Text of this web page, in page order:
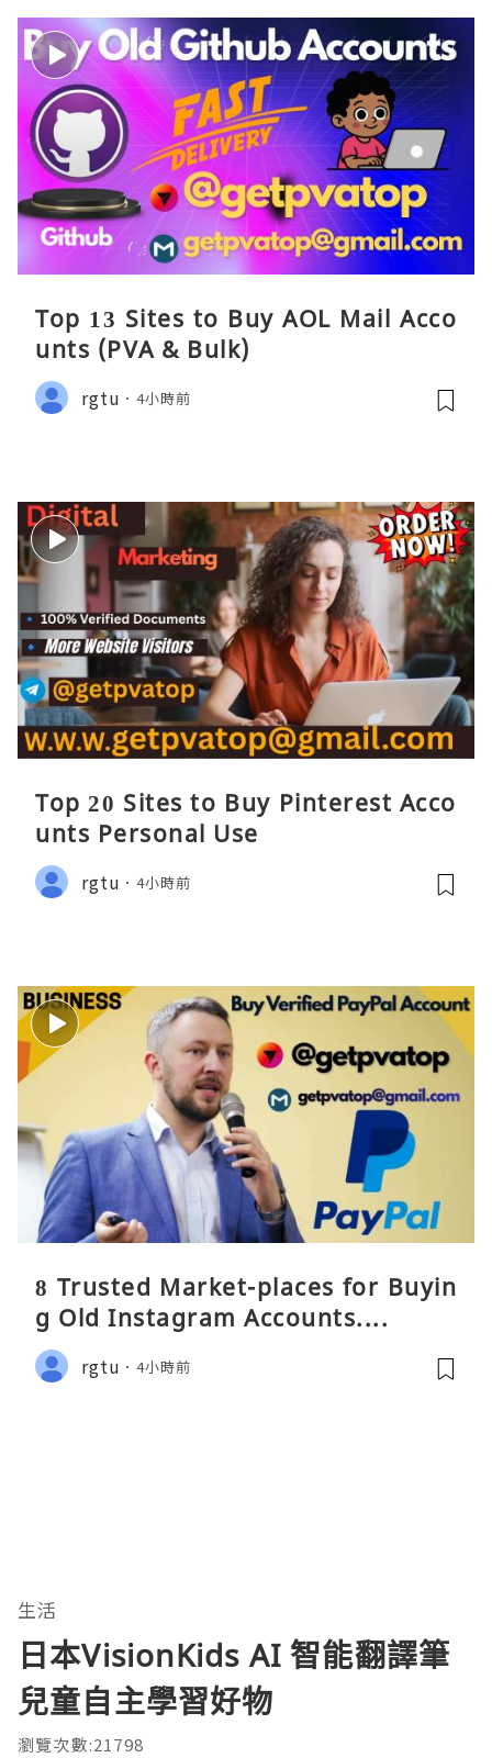
Top 13 Sites to Buy AOL Mail Acco
unts (PVA & Bulk)
rgtu 4小時前
Top 20 Sites to Buy Pinterest Acco
unts Personal Use
rgtu 4小時前
8 Trusted Market-places for Buyin
g Old Instagram Accounts....
rgtu 4小時前
生活
日本VisionKids AI 智能翻譯筆
兒童自主學習好物
瀏覽次數:21798